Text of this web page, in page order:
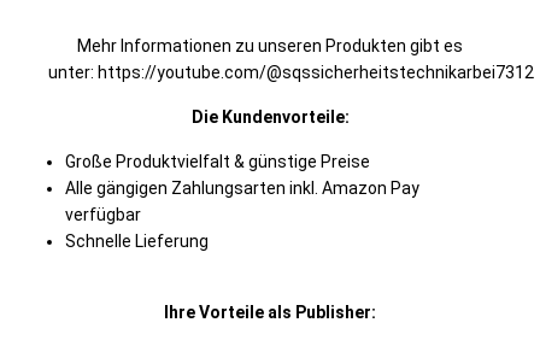
Mehr Informationen zu unseren Produkten gibt es
unter: https://youtube.com/@sqssicherheitstechnikarbei7312
Die Kundenvorteile:
Große Produktvielfalt & günstige Preise
Alle gängigen Zahlungsarten inkl. Amazon Pay
verfügbar
Schnelle Lieferung
Ihre Vorteile als Publisher: